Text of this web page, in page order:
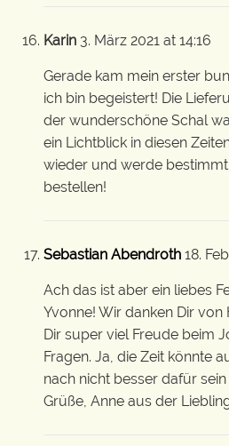
Karin 3. März 2021 at 14:16
Gerade kam mein erster
ich bin begeistert! Die
der wunderschöne Schal
ein Lichtblick in diesen
wieder und werde
bestellen!
Sebastian Abendroth 18.
Ach das ist aber ein liebes
Yvonne! Wir danken Dir
Dir super viel Freude beim
Fragen. Ja, die Zeit könnte
nach nicht besser dafür
Grüße, Anne aus der